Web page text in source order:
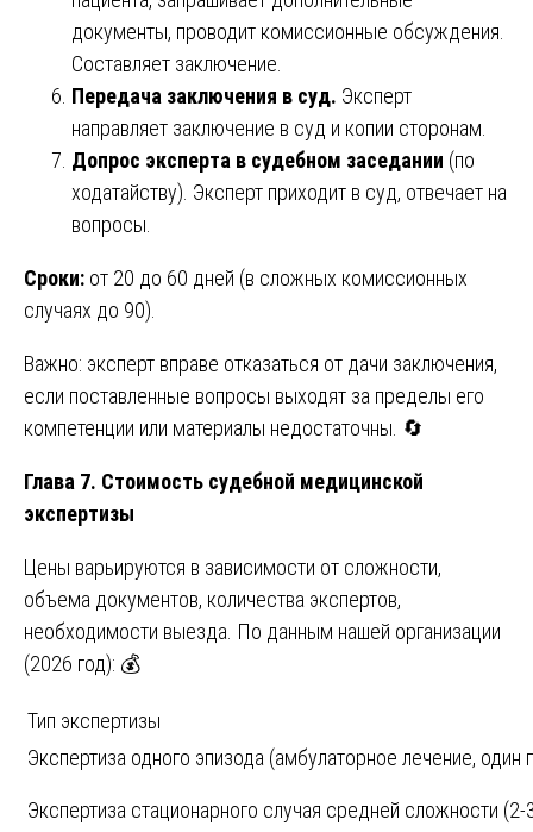
документы, проводит комиссионные обсуждения.
Составляет заключение.
Передача заключения в суд. Эксперт
направляет заключение в суд и копии сторонам.
Допрос эксперта в судебном заседании (по
ходатайству). Эксперт приходит в суд, отвечает на
вопросы.
Сроки: от 20 до 60 дней (в сложных комиссионных
случаях до 90).
Важно: эксперт вправе отказаться от дачи заключения,
если поставленные вопросы выходят за пределы его
компетенции или материалы недостаточны. 🔄
Глава 7. Стоимость судебной медицинской
экспертизы
Цены варьируются в зависимости от сложности,
объема документов, количества экспертов,
необходимости выезда. По данным нашей организации
(2026 год): 💰
Тип экспертизы
Экспертиза одного эпизода (амбулаторное лечение, один
Экспертиза стационарного случая средней сложности (2-